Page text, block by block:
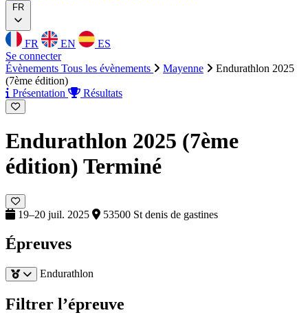
FR
FR EN
ES
Se connecter
Évènements Tous les évènements Mayenne
Endurathlon 2025
(7ème édition)
Présentation
Résultats
Endurathlon 2025 (7ème
édition) Terminé
19–20 juil. 2025 53500 St denis de gastines
Épreuves
Endurathlon
Filtrer l’épreuve